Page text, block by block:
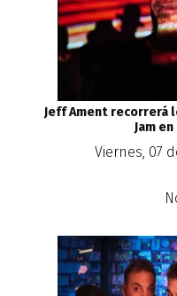
Jeff Ament recorrerá
Jam
Viernes, 07